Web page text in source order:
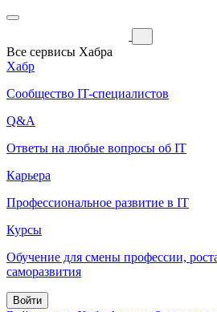
Все сервисы Хабра
Хабр
Сообщество IT-специалистов
Q&A
Ответы на любые вопросы об IT
Карьера
Профессиональное развитие в IT
Курсы
Обучение для смены профессии,
саморазвития
Войти